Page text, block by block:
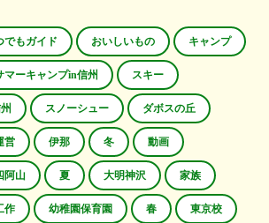
でもガイド おいしいもの キャンプ
マーキャンプin信州 スキー
スノーシュー ダボスの丘
営 伊那 冬 動画
阿山 夏 大明神沢 家族
作 幼稚園保育園 春 東京校